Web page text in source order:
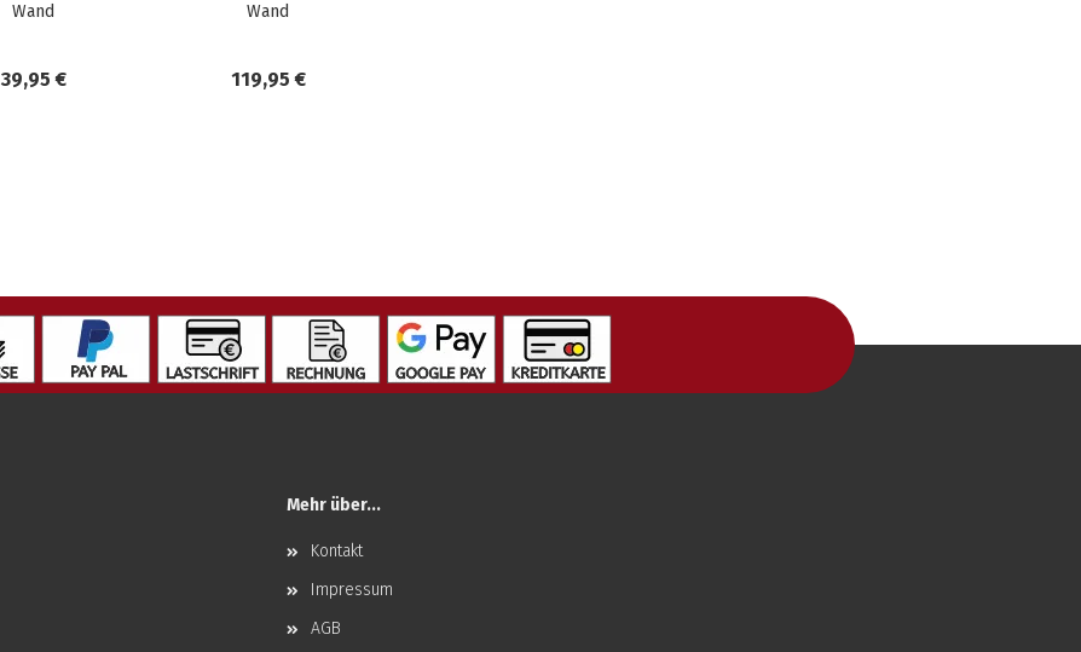
Wand
39,95 €
Wand
119,95 €
Mehr über...
Kontakt
Impressum
AGB